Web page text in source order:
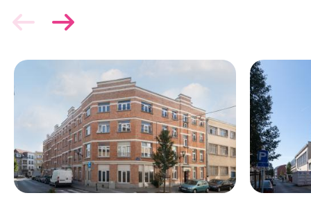
Image Image